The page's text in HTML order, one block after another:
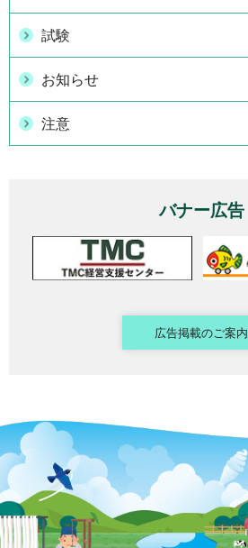
試験
お知らせ
注意
バナー広告
広告掲載のご案内